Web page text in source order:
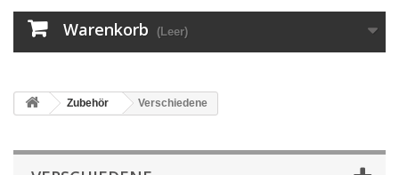
Warenkorb (Leer)
Zubehör Verschiedene